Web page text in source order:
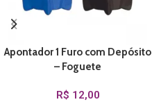
Apontador 1 Furo com Depósito
– Foguete
R$ 12,00